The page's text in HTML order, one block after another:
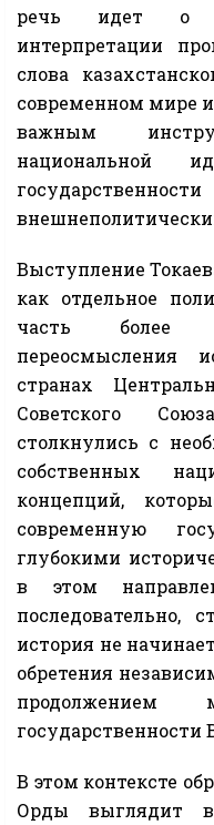
речь идет о
интерпретации
слова
современном мире
важным
национальной
Выступление
как отдельное
часть более
переосмысления
странах
Советского
столкнулись с
собственных
концепций,
современную
глубокими
в этом
последовательно,
история не
обретения
продолжением
государственности
В этом контексте
Орды выглядит